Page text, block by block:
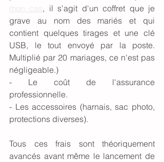
, il s'agit d'un coffret que je
grave au nom des mariés et qui
contient quelques tirages et une clé
USB, le tout envoyé par la poste.
Multiplié par 20 mariages, ce n'est pas
négligeable.)
- Le coût de l'assurance
professionnelle.
- Les accessoires (harnais, sac photo,
protections diverses).
Tous ces frais sont théoriquement
avancés avant même le lancement de